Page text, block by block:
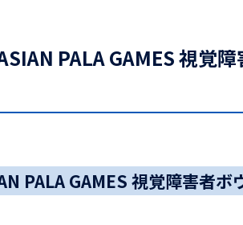
PALA GAMES 視覚
PALA GAMES 視覚障害者ボ